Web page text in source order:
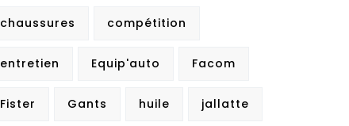
chaussures compétition
entretien Equip'auto Facom
Fister Gants huile jallatte